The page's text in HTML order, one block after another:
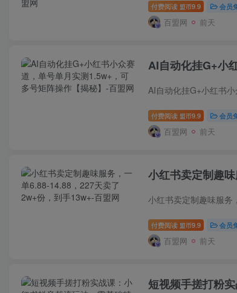
付费阅读 盟币9.9 会员
百盟网 前天
AI自动化挂G+小
付费阅读 盟币9.9 会员
百盟网 前天
小红书卖定制趣
付费阅读 盟币9.9 会员
百盟网 前天
短视频手搓打粉